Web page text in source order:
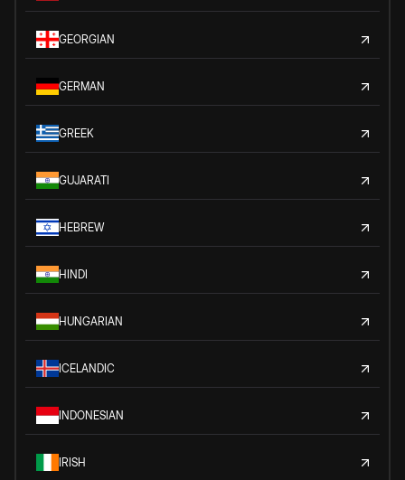
GEORGIAN
GERMAN
GREEK
GUJARATI
HEBREW
HINDI
HUNGARIAN
ICELANDIC
INDONESIAN
IRISH